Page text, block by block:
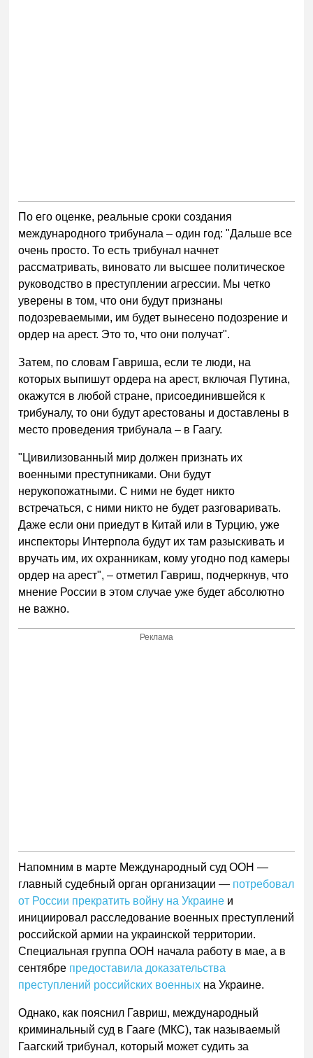
По его оценке, реальные сроки создания
международного трибунала – один год: "Дальше все
очень просто. То есть трибунал начнет
рассматривать, виновато ли высшее политическое
руководство в преступлении агрессии. Мы четко
уверены в том, что они будут признаны
подозреваемыми, им будет вынесено подозрение и
ордер на арест. Это то, что они получат".
Затем, по словам Гавриша, если те люди, на
которых выпишут ордера на арест, включая Путина,
окажутся в любой стране, присоединившейся к
трибуналу, то они будут арестованы и доставлены в
место проведения трибунала – в Гаагу.
"Цивилизованный мир должен признать их
военными преступниками. Они будут
нерукопожатными. С ними не будет никто
встречаться, с ними никто не будет разговаривать.
Даже если они приедут в Китай или в Турцию, уже
инспекторы Интерпола будут их там разыскивать и
вручать им, их охранникам, кому угодно под камеры
ордер на арест", – отметил Гавриш, подчеркнув, что
мнение России в этом случае уже будет абсолютно
не важно.
Реклама
Напомним в марте Международный суд ООН —
главный судебный орган организации — потребовал
от России прекратить войну на Украине и
инициировал расследование военных преступлений
российской армии на украинской территории.
Специальная группа ООН начала работу в мае, а в
сентябре предоставила доказательства
преступлений российских военных на Украине.
Однако, как пояснил Гавриш, международный
криминальный суд в Гааге (МКС), так называемый
Гаагский трибунал, который может судить за